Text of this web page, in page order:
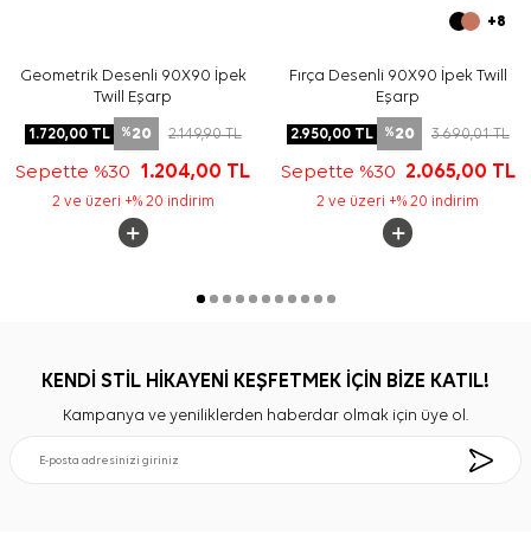
Geometrik Desenli 90X90 İpek
Twill Eşarp
1.720,00TL %20 2.149,90TL
Sepette %30 1.204,00 TL
2 ve üzeri +% 20 indirim
+8
Fırça Desenli 90X90 İpek Twill
Eşarp
2.950,00TL %20 3.690,01TL
Sepette %30 2.065,00 TL
2 ve üzeri +% 20 indirim
KENDİ STİL HİKAYENİ KEŞFETMEK İÇİN BİZE KATIL!
Kampanya ve yeniliklerden haberdar olmak için üye ol.